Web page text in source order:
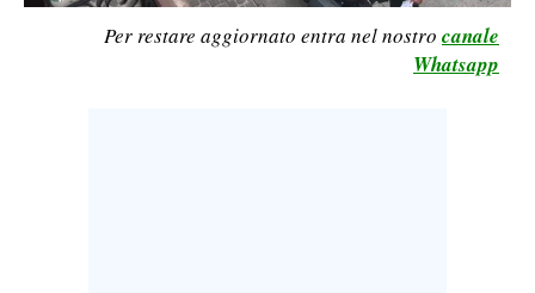
CALCIO REGIONALE
Per restare aggiornato entra nel nostro canale
Whatsapp